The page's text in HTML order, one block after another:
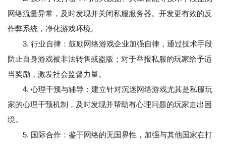
网络流量异常，及时发现并关闭私服服务器。开发更有效的反
作弊系统，净化游戏环境。
3. 行业自律：鼓励网络游戏企业加强自律，通过技术手段
防止自身游戏被非法转售或盗版；对于举报私服的玩家给予适
当奖励，激发社会监督力量。
4. 心理干预与辅导：建立针对沉迷网络游戏尤其是私服玩
家的心理干预机制，及时发现并帮助有心理问题的玩家走出困
境。
5. 国际合作：鉴于网络的无国界性，加强与其他国家在打